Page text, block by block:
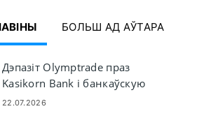
БОЛЬШ АД АЎТАРА
Дэпазіт Olymptrade праз
Kasikorn Bank і банкаўскую
карту
22.07.2026